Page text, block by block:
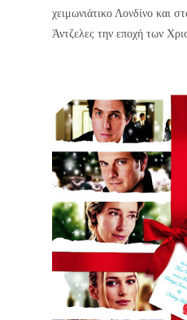
χειμωνιάτικο Λονδίνο και
Άντζελες την εποχή των